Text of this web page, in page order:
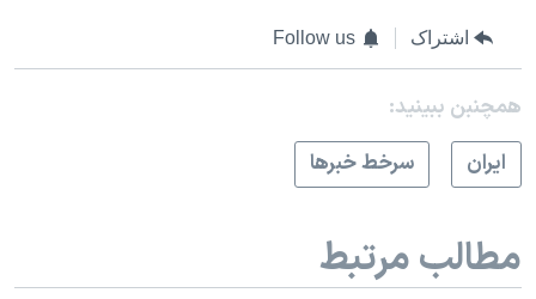
اشتراک Follow us
همچنبن ببینید:
ايران
سرخط خبرها
مطالب مرتبط